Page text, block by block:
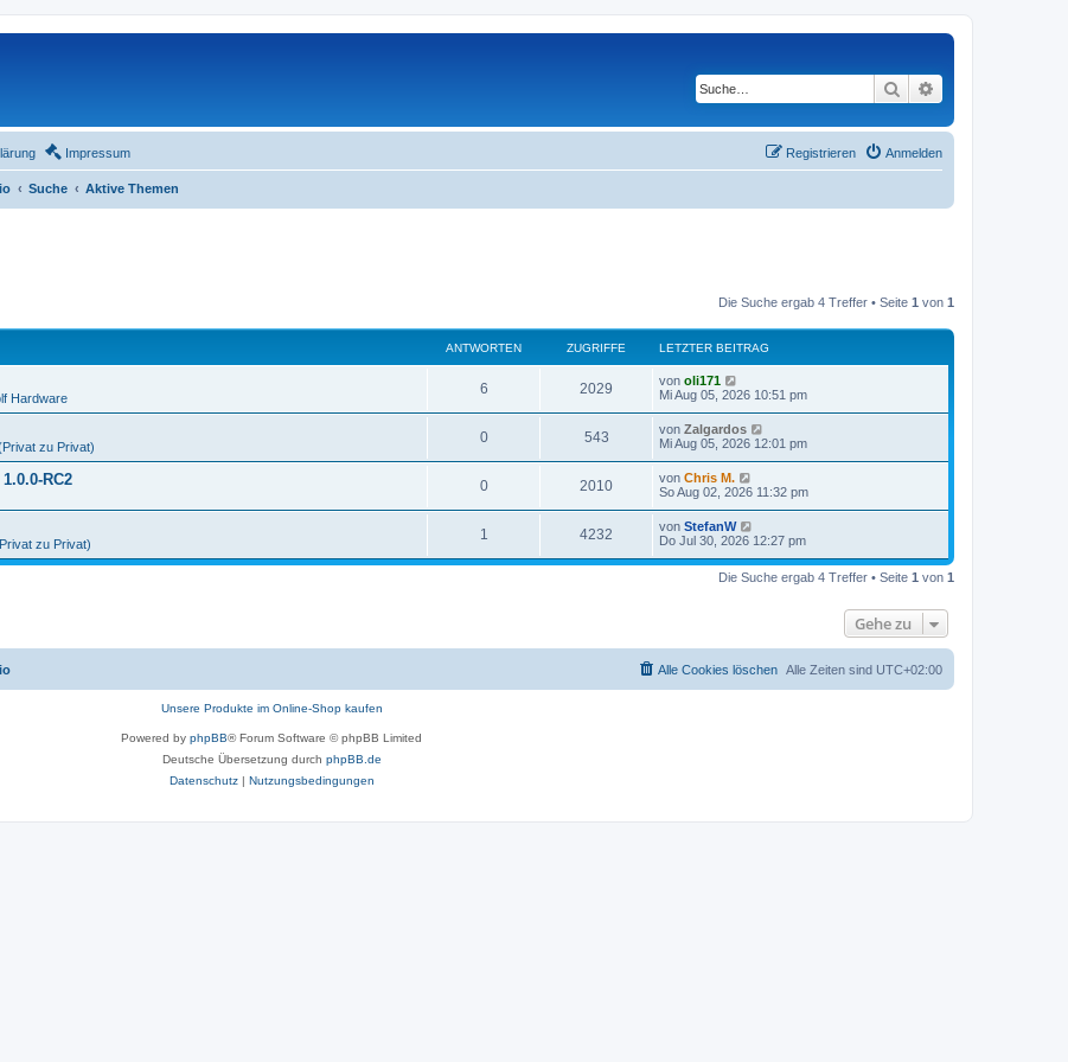
Suche
Impressum Anmelden
Registrieren
Suche Aktive Themen
Die Suche ergab 4 Treffer • Seite 1 von 1
ANTWORTEN ZUGRIFFE LETZTER BEITRAG
Hardware
6 2029 von oli171
Mi Aug 05, 2026 10:51 pm
zu Privat)
0 543 von Zalgardos
Mi Aug 05, 2026 12:01 pm
RC2 0 2010 von Chris M.
So Aug 02, 2026 11:32 pm
zu Privat)
1 4232 von StefanW
Do Jul 30, 2026 12:27 pm
Die Suche ergab 4 Treffer • Seite 1 von 1
Gehe zu
Alle Zeiten sind UTC+02:00
Alle Cookies löschen
Unsere Produkte im Online-Shop kaufen
Powered by phpBB® Forum Software © phpBB Limited
Deutsche Übersetzung durch phpBB.de
Datenschutz| Nutzungsbedingungen